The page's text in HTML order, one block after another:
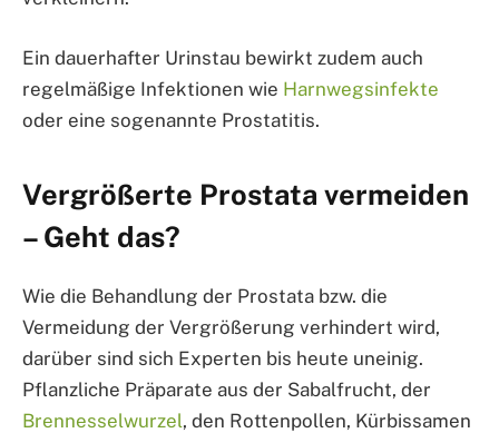
Ein dauerhafter Urinstau bewirkt zudem auch
regelmäßige Infektionen wie Harnwegsinfekte
oder eine sogenannte Prostatitis.
Vergrößerte Prostata vermeiden
– Geht das?
Wie die Behandlung der Prostata bzw. die
Vermeidung der Vergrößerung verhindert wird,
darüber sind sich Experten bis heute uneinig.
Pflanzliche Präparate aus der Sabalfrucht, der
Brennesselwurzel, den Rottenpollen, Kürbissamen